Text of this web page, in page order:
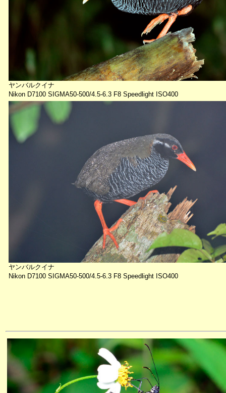
ヤンバルクイナ
Nikon D7100 SIGMA50-500/4.5-6.3 F8 Speedlight ISO400
ヤンバルクイナ
Nikon D7100 SIGMA50-500/4.5-6.3 F8 Speedlight ISO400